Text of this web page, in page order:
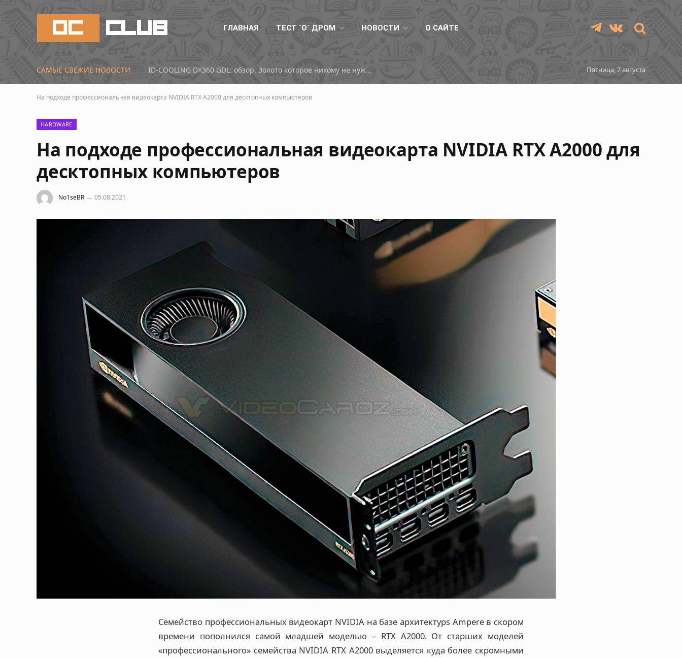
ГЛАВНАЯ ТЕСТ `О` ДРОМ НОВОСТИ О САЙТЕ TelegramVKontakte
САМЫЕ СВЕЖИЕ НОВОСТИ ID-COOLING DX360 GDL: обзор. Золото которое никому не нужно Пятница, 7 августа
На подходе профессиональная видеокарта NVIDIA RTX A2000 для десктопных компьютеров
HARDWARE
На подходе профессиональная видеокарта NVIDIA RTX A2000 для
десктопных компьютеров
No1seBR 05.08.2021
Семейство профессиональных видеокарт NVIDIA на базе архитектурs Ampere в скором
времени пополнился самой младшей моделью – RTX A2000. От старших моделей
«профессионального» семейства NVIDIA RTX A2000 выделяется куда более скромными